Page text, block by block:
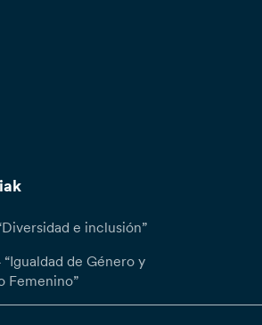
e inclusión”
de Género y
Femenino”